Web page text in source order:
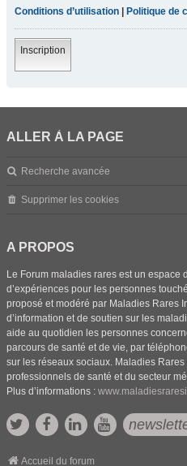
Conditions d’utilisation Politique de
Inscription
ALLER À LA PAGE
Recherche avancée
Supprimer les cookies
A PROPOS
Le Forum maladies rares est un espace
d’expériences pour les personnes
proposé et modéré par Maladies Rares
d’information et de soutien sur les
aide au quotidien les personnes
parcours de santé et de vie, par
sur les réseaux sociaux. Maladies
professionnels de santé et du secteur
Plus d’informations :
Accueil du forum